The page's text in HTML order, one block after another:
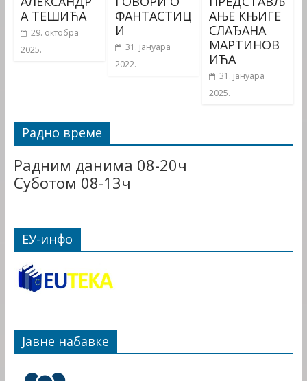
А ТЕШИЋА
29. октобра
2025.
ФАНТАСТИЦ
И
31. јануара
2022.
АЊЕ КЊИГЕ
СЛАЂАНА
МАРТИНОВ
ИЋА
31. јануара
2025.
Радно време
Радним данима 08-20ч
Суботом 08-13ч
ЕУ-инфо
Јавне набавке